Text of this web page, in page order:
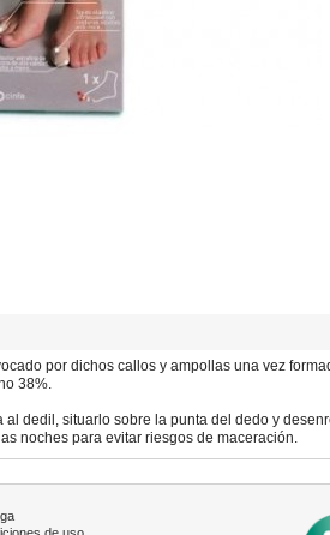
por dichos callos y ampollas una vez
38%.
al dedil, situarlo sobre la punta del dedo y
noches para evitar riesgos de maceración.